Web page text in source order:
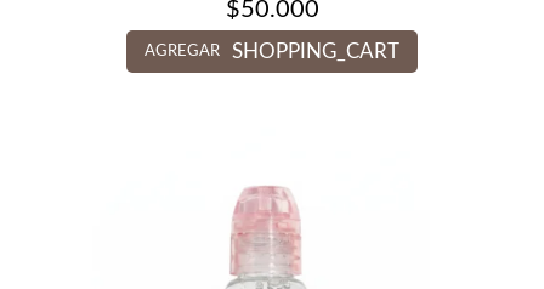
$50.000
AGREGAR SHOPPING_CART